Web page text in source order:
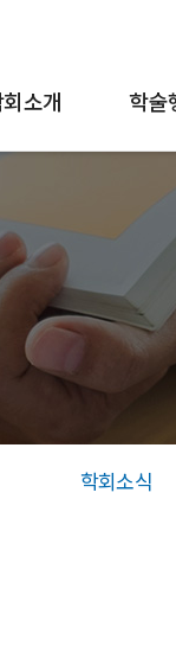
소개 학술
학회소식